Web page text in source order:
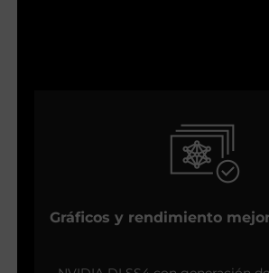
Gráficos y rendimiento